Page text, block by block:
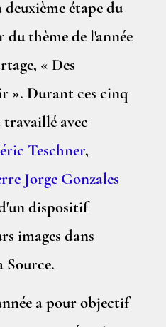
étape du
thème de l'année
« Des
». Durant ces cinq
travaillé avec
Teschner,
Jorge Gonzales
dispositif
images dans
Source.
a pour objectif